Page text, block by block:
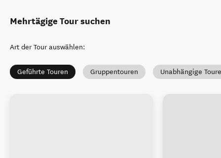
Mehrtägige Tour suchen
Art der Tour auswählen:
Geführte Touren Gruppentouren Unabhängige